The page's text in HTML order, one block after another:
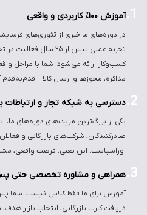
1. آموزش ۱۰۰٪ کاربردی و واقعی
در دوره‌های ما خبری از تئوری‌های
تجربه عملی بیش از ۲۵
کسب‌وکار ارائه می‌شود. شما با مراحل
مذاکره، مجوزها و ارسال
2. دسترسی به شبکه تجار و ارتباطات
یکی از بزرگ‌ترین مزیت‌های دوره‌های ما،
صادرکنندگان، شرکت‌های بازرگانی و
اوراسیاست. این یعنی: فرصت واقعی،
3. همراهی و مشاوره تخصصی حتی پس
آموزش برای ما فقط کلاس نیست. شما پس
دریافت کارت بازرگانی، انتخاب بازار